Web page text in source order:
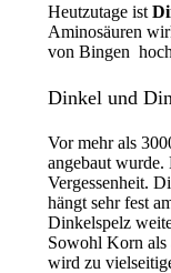
Heutzutage ist
Aminosäuren
von Bingen
Dinkel und
Vor mehr als
angebaut
Vergessenheit.
hängt sehr fest
Dinkelspelz
Sowohl Korn als
wird zu